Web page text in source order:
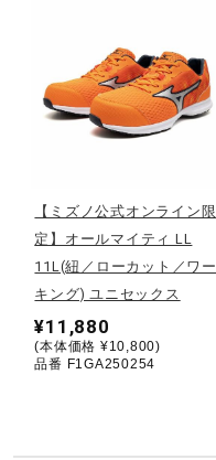
直営店一覧
取扱店一覧
【ミズノ公式オンライン限
定】オールマイティ LL
11L(紐／ローカット／ワー
キング) ユニセックス
¥11,880
(本体価格 ¥10,800)
品番 F1GA250254